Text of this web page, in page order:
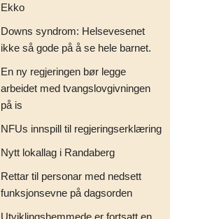
Ekko
Downs syndrom: Helsevesenet
ikke så gode på å se hele barnet.
En ny regjeringen bør legge
arbeidet med tvangslovgivningen
på is
NFUs innspill til regjeringserklæring
Nytt lokallag i Randaberg
Rettar til personar med nedsett
funksjonsevne på dagsorden
Utviklingshemmede er fortsatt en